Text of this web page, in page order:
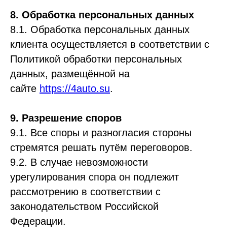
8. Обработка персональных данных
8.1. Обработка персональных данных
клиента осуществляется в соответствии с
Политикой обработки персональных
данных, размещённой на
сайте https://4auto.su.
9. Разрешение споров
9.1. Все споры и разногласия стороны
стремятся решать путём переговоров.
9.2. В случае невозможности
урегулирования спора он подлежит
рассмотрению в соответствии с
законодательством Российской
Федерации.